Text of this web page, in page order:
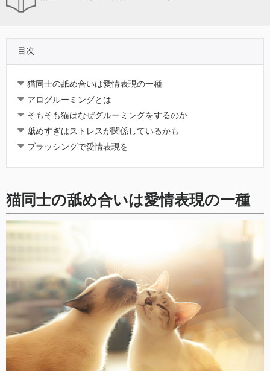
目次
猫同士の舐め合いは愛情表現の一種
アログルーミングとは
そもそも猫はなぜグルーミングをするのか
舐めすぎはストレスが関係しているかも
ブラッシングで愛情表現を
猫同士の舐め合いは愛情表現の一種